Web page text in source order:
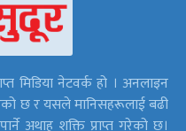
मिडिया नेटवर्क हो । अनलाइन
छ र यसले मानिसहरूलाई बढी